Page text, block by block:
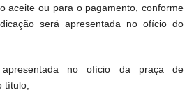
aceite ou para o pagamento, conforme
será apresentada no ofício do
no ofício da praça de
título;